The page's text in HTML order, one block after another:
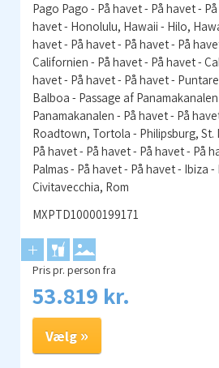
Pago Pago - På havet - På havet -
havet - Honolulu, Hawaii - Hilo,
havet - På havet - På havet - På
Californien - På havet - På havet -
havet - På havet - På havet -
Balboa - Passage af
Panamakanalen - På havet - På
Roadtown, Tortola - Philipsburg, St.
På havet - På havet - På havet - På
Palmas - På havet - På havet - Ibiza
Civitavecchia, Rom
MXPTD10000199171
Pris pr. person fra
53.819 kr.
Vælg